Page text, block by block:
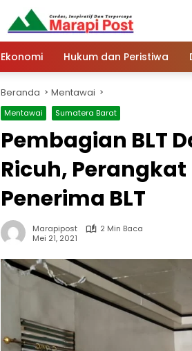
Ekonomi Hukum dan Peristiwa
Beranda Mentawai
Mentawai Sumatera Barat
Pembagian BLT
Ricuh,
Penerima BLT
Marapipost
2 Min Baca
Mei 21, 2021